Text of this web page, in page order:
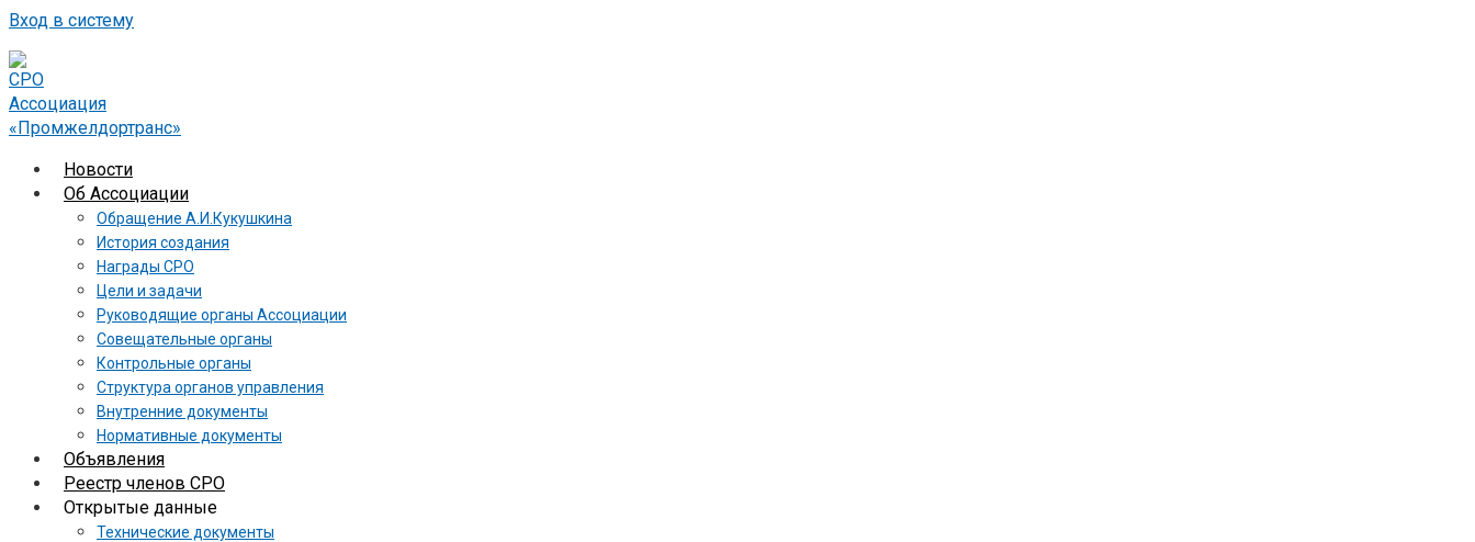
Вход в систему
Новости
Об Ассоциации
Обращение А.И.Кукушкина
История создания
Награды СРО
Цели и задачи
Руководящие органы Ассоциации
Совещательные органы
Контрольные органы
Структура органов управления
Внутренние документы
Нормативные документы
Объявления
Реестр членов СРО
Открытые данные
Технические документы